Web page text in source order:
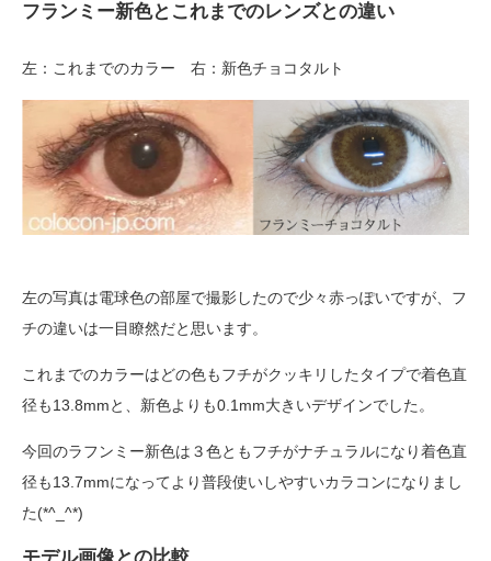
フランミー新色とこれまでのレンズとの違い
左：これまでのカラー 右：新色チョコタルト
左の写真は電球色の部屋で撮影したので少々赤っぽいですが、フ
チの違いは一目瞭然だと思います。
これまでのカラーはどの色もフチがクッキリしたタイプで着色直
径も13.8mmと、新色よりも0.1mm大きいデザインでした。
今回のラフンミー新色は３色ともフチがナチュラルになり着色直
径も13.7mmになってより普段使いしやすいカラコンになりまし
た(*^_^*)